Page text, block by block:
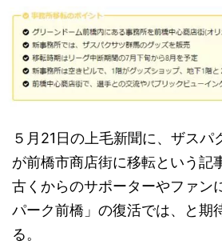
５月21日の上毛新聞に、ザスパ
が前橋市商店街に移転という記
古くからのサポーターやファン
パーク前橋」の復活では、と期
る。